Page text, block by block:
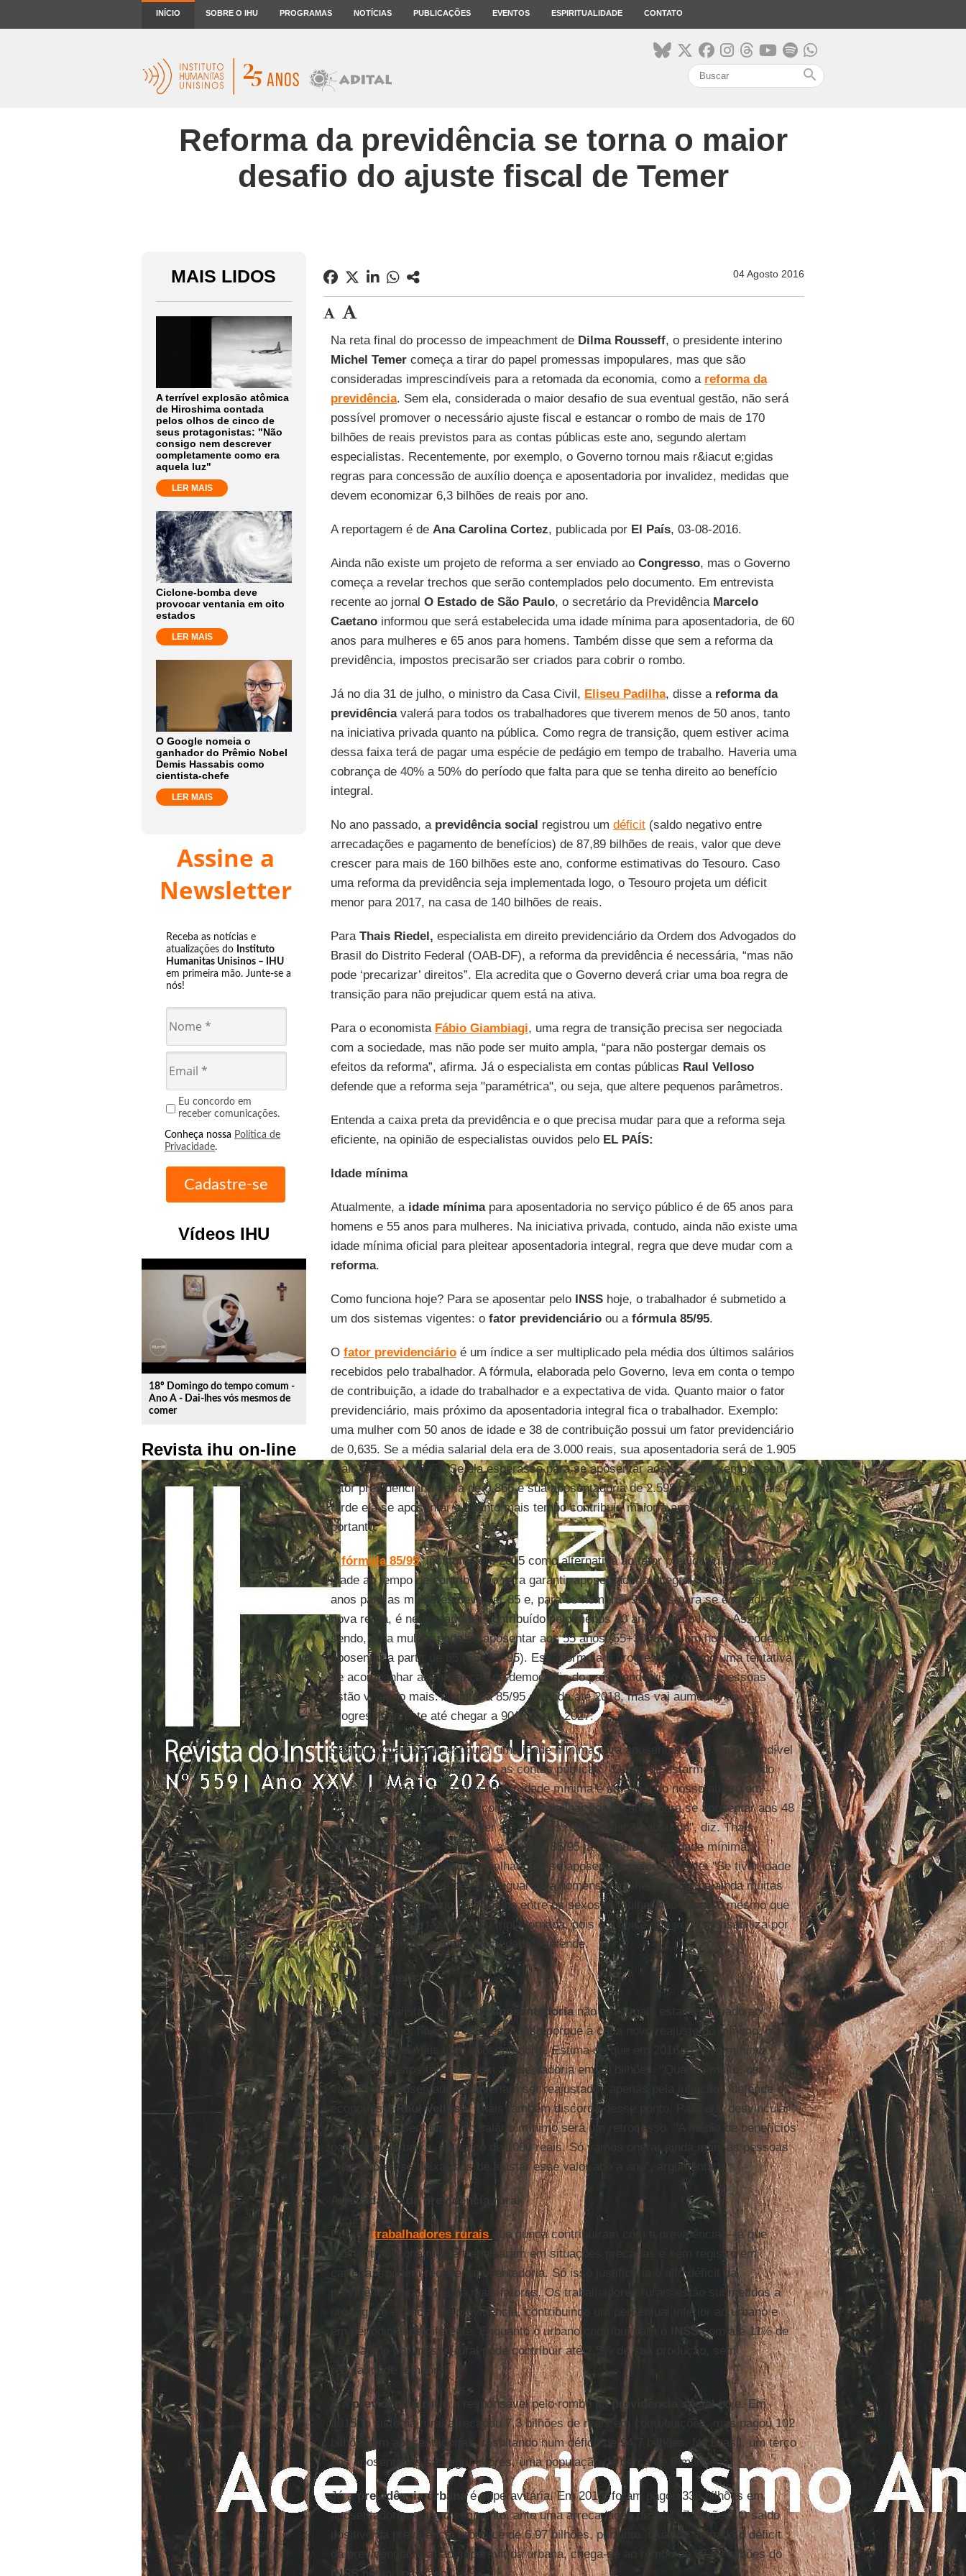
INÍCIO SOBRE O IHU PROGRAMAS NOTÍCIAS PUBLICAÇÕES EVENTOS ESPIRITUALIDADE CONTATO
search
Reforma da previdência se torna o maior
desafio do ajuste fiscal de Temer
MAIS LIDOS
A terrível explosão atômica
de Hiroshima contada
pelos olhos de cinco de
seus protagonistas: "Não
consigo nem descrever
completamente como era
aquela luz"
LER MAIS
Ciclone-bomba deve
provocar ventania em oito
estados
LER MAIS
O Google nomeia o
ganhador do Prêmio Nobel
Demis Hassabis como
cientista-chefe
LER MAIS
Assine a
Newsletter
Receba as notícias e
atualizações do Instituto
Humanitas Unisinos – IHU
em primeira mão. Junte-se a
nós!
Eu concordo em
receber comunicações.
Conheça nossa Política de
Privacidade.
Vídeos IHU
play_circle_outline
18º Domingo do tempo comum -
Ano A - Dai-lhes vós mesmos de
comer
Revista ihu on-line
04 Agosto 2016
Na reta final do processo de impeachment deDilma Rousseff, o presidente interino
Michel Temercomeça a tirar do papel promessas impopulares, mas que são
consideradas imprescindíveis para a retomada da economia, como a reforma da
previdência. Sem ela, considerada o maior desafio de sua eventual gestão, não será
possível promover o necessário ajuste fiscal e estancar o rombo de mais de 170
bilhões de reais previstos para as contas públicas este ano, segundo alertam
especialistas. Recentemente, por exemplo, o Governo tornou mais r&iacut e;gidas
regras para concessão de auxílio doença e aposentadoria por invalidez, medidas que
devem economizar 6,3 bilhões de reais por ano.
A reportagem é de Ana Carolina Cortez, publicada por El País, 03-08-2016.
Ainda não existe um projeto de reforma a ser enviado ao Congresso, mas o Governo
começa a revelar trechos que serão contemplados pelo documento. Em entrevista
recente ao jornal O Estado de São Paulo, o secretário da Previdência Marcelo
Caetanoinformou que será estabelecida uma idade mínima para aposentadoria, de 60
anos para mulheres e 65 anos para homens. Também disse que sem a reforma da
previdência, impostos precisarão ser criados para cobrir o rombo.
Já no dia 31 de julho, o ministro da Casa Civil, Eliseu Padilha, disse a reforma da
previdênciavalerá para todos os trabalhadores que tiverem menos de 50 anos, tanto
na iniciativa privada quanto na pública. Como regra de transição, quem estiver acima
dessa faixa terá de pagar uma espécie de pedágio em tempo de trabalho. Haveria uma
cobrança de 40% a 50% do período que falta para que se tenha direito ao benefício
integral.
No ano passado, a previdência social registrou um déficit(saldo negativo entre
arrecadações e pagamento de benefícios) de 87,89 bilhões de reais, valor que deve
crescer para mais de 160 bilhões este ano, conforme estimativas do Tesouro. Caso
uma reforma da previdência seja implementada logo, o Tesouro projeta um déficit
menor para 2017, na casa de 140 bilhões de reais.
Para Thais Riedel, especialista em direito previdenciário da Ordem dos Advogados do
Brasil do Distrito Federal (OAB-DF), a reforma da previdência é necessária, “mas não
pode ‘precarizar’ direitos”. Ela acredita que o Governo deverá criar uma boa regra de
transição para não prejudicar quem está na ativa.
Para o economista Fábio Giambiagi, uma regra de transição precisa ser negociada
com a sociedade, mas não pode ser muito ampla, “para não postergar demais os
efeitos da reforma”, afirma. Já o especialista em contas públicas Raul Velloso
defende que a reforma seja "paramétrica", ou seja, que altere pequenos parâmetros.
Entenda a caixa preta da previdência e o que precisa mudar para que a reforma seja
eficiente, na opinião de especialistas ouvidos pelo EL PAÍS:
Idade mínima
Atualmente, aidade mínimapara aposentadoria no serviço público é de 65 anos para
homens e 55 anos para mulheres. Na iniciativa privada, contudo, ainda não existe uma
idade mínima oficial para pleitear aposentadoria integral, regra que deve mudar com a
reforma.
Como funciona hoje? Para se aposentar pelo INSShoje, o trabalhador é submetido a
um dos sistemas vigentes: o fator previdenciárioou afórmula 85/95.
O fator previdenciárioé um índice a ser multiplicado pela média dos últimos salários
recebidos pelo trabalhador. A fórmula, elaborada pelo Governo, leva em conta o tempo
de contribuição, a idade do trabalhador e a expectativa de vida. Quanto maior o fator
previdenciário, mais próximo da aposentadoria integral fica o trabalhador. Exemplo:
uma mulher com 50 anos de idade e 38 de contribuição possui um fator previdenciário
de 0,635. Se a média salarial dela era de 3.000 reais, sua aposentadoria será de 1.905
reais (3.000 x 0,635). Se ela esperasse para se aposentar aos 55, por exemplo, seu
fator previdenciário seria de 0,866 e sua aposentadoria de 2.598 reais. Quanto mais
tarde ela se aposentar e quanto mais tempo contribuir, maior a aposentadoria,
portanto.
Afórmula 85/95, instituída em 2015 como alternativa ao fator previdenciário, soma
idade ao tempo de contribuição para garantir aposentadoria integral. A soma desses
anos para as mulheres deve ser 85 e, para os homens, 95. Mas para se enquadrar na
nova regra, é necessário ter contribuído pelo menos 30 anos para o INSS. Assim
sendo, uma mulher pode se aposentar aos 55 anos (55+30=85) e um homem pode se
aposentar a partir de 65 (65+30=95). Essa fórmula é progressiva, como uma tentativa
de acompanhar as mudanças na demografia do país, tendo visto que as pessoas
estão vivendo mais. A métrica 85/95 é valida até 2018, mas vai aumentando
progressivamente até chegar a 90/100, em 2027.
SegundoGiambiagi, estipular uma idade mínima para aposentadoria é imprescindível
para desafogar a previdência e as contas públicas. "O fato de estarmos discutindo
ainda se devemos ou não estipular idade mínima é um sinal do nosso atraso em
matéria fiscal. Uma pessoa começa a trabalhar aos 18 anos para se aposentar aos 48
anos com expectativa de viver até 80 anos. Uma situação absurda", diz. Thais
concorda em partes. Para ela, a fórmula 85/95 já estipulou uma idade mínima,
indiretamente, e evita que trabalhadores se aposentem precocemente. "Se tiver idade
mínima, não acho que deva ser igual para homens e mulheres, pois há ainda muitas
diferenças no mercado de trabalho entre os sexos. A mulher não ganha o mesmo que
o homem e ainda faz dupla ou tripla jornada, pois é a única que se responsabiliza por
cuidar dos filhos perante a sociedade", defende.
Piso do benefício
Para especialistas, o piso da aposentadorianão deve mais estar associado ao
salário mínimo, hoje em 880 reais. Isso porque a cada novo reajuste do mínimo, o
Governo gasta mais com aposentadoria. Estima-se que em 2016, o novo mínimo
elevou os gastos federais com aposentadoria em 20 bilhões. “Quando muito, os
valores da aposentadoria deveriam ser reajustados apenas pela inflação”, defende o
economistaRaul Velloso. Thais também discorda desse ponto. Para ela, desvincular
o piso da aposentadoria do salário mínimo será um retrocesso. "A média de benefícios
pagos hoje é baixa, em torno de 1000 reais. Só vamos onerar ainda mais as pessoas
mais pobres se deixarmos de ajustar esse valor ano a ano", argumenta.
Arrecadação da previdência rural
Por lei,trabalhadores rurais
que nunca contribuíram com a previdência – já que
muitos tradicionalmente trabalharam em situações precárias e sem registro em
carteira – podem receber aposentadoria. Só isso justificaria o alto déficit da
previdência rural. Mas há mais fatores. Os trabalhadores rurais estão submetidos a
um regime especial de previdência, contribuindo um percentual inferior ao urbano e
em periodicidade diferente. Enquanto o urbano contribui para o
INSScom até 11% de
seu salário por mês, o rural pode contribuir até 2,5% de sua produção, sem
regularidade temporal.
É a previdência rurala responsável pelo rombo daprevidência socialhoje. Em
2015, o sistema rural arrecadou 7,3 bilhões de reais em contribuições, mas pagou 102
bilhões em aposentadorias, resultando num déficit de 94,7 bilhões. No Brasil, um terço
dos aposentados são agricultores, uma população de cerca de 6 milhões.
Já aprevidência urbanaé superavitária. Em 2015, foram pagou 336 bilhões em
aposentadorias para o segmento, ante uma arrecadação de 342,97 bilhões. O saldo
positivo da previdência urbana é de 6,97 bilhões, portanto. Quando somado o déficit
da previdência rural ao superávit da urbana, chega-se ao rombo de 87,89 bilhões do